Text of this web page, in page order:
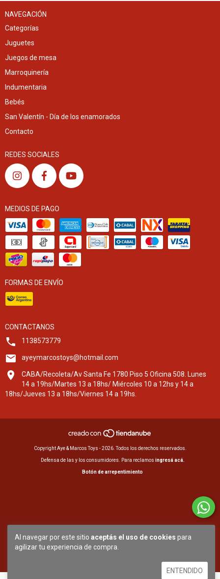
Al navegar por este sitio aceptás el uso de cookies para
agilizar tu experiencia de compra.
ENTENDIDO
NAVEGACIÓN
Categorías
Juguetes
Juegos de mesa
Marroquinería
Indumentaria
Bebés
San Valentín - Día de los enamorados
Contacto
REDES SOCIALES
MEDIOS DE PAGO
FORMAS DE ENVÍO
CONTACTANOS
1138573779
ayeymarcostoys@hotmail.com
CABA/Recoleta/Av Santa Fe 1780 Piso 5 Oficina 508. Lunes
14 a 19hs/Martes 13 a 18hs/ Miércoles 10 a 12hs y 14 a
18hs/Jueves 13 a 18hs/Viernes 14 a 19hs.
Copyright Aye & Marcos Toys - 2026. Todos los derechos reservados.
Defensa de las y los consumidores. Para reclamos ingresá acá.
Botón de arrepentimiento